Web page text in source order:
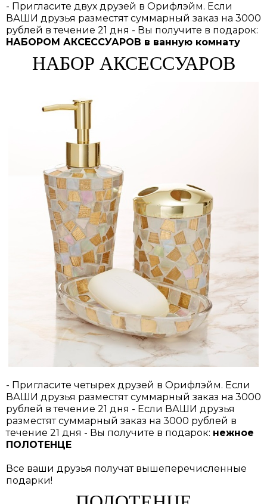
- Пригласите двух друзей в Орифлэйм. Если
ВАШИ друзья разместят суммарный заказ на 3000
рублей в течение 21 дня - Вы получите в подарок:
НАБОРОМ АКСЕССУАРОВ в ванную комнату
НАБОР АКСЕССУАРОВ
- Пригласите четырех друзей в Орифлэйм. Если
ВАШИ друзья разместят суммарный заказ на 3000
рублей в течение 21 дня - Если ВАШИ друзья
разместят суммарный заказ на 3000 рублей в
течение 21 дня - Вы получите в подарок: нежное
ПОЛОТЕНЦЕ
Все ваши друзья получат вышеперечисленные
подарки!